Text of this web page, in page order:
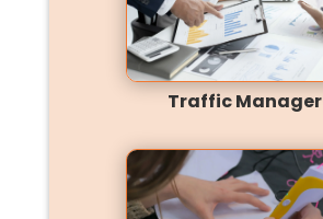
Traffic Manager